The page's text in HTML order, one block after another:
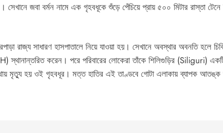
জবা বর্মন নামে এক গৃহবধূকে শুঁড়ে পেঁচিয়ে প্রায় ৫০০ মিটার রাস্তা টেনে
রাজ্য সাধারণ হাসপাতালে নিয়ে যাওয়া হয়। সেখানে অবস্থার অবনতি হলে
করেন। পরে পরিবারের লোকেরা তাঁকে শিলিগুড়ির (Siliguri)
মৃত্যু হয় ওই গৃহবধূর। মত্ত হাতির এই তাণ্ডবে গোটা এলাকায় ব্যাপক আতঙ্ক